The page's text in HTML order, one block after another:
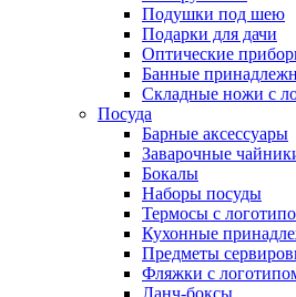
Подушки под шею
Подарки для дачи
Оптические
Банные
Складные ножи с
Посуда
Барные аксессуары
Заварочные
Бокалы
Наборы посуды
Термосы с
Кухонные
Предметы
Фляжки с
Ланч-боксы